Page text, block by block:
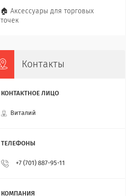
🏠 Аксессуары для торговых
точек
Контакты
Виталий
+7 (701) 887-95-11